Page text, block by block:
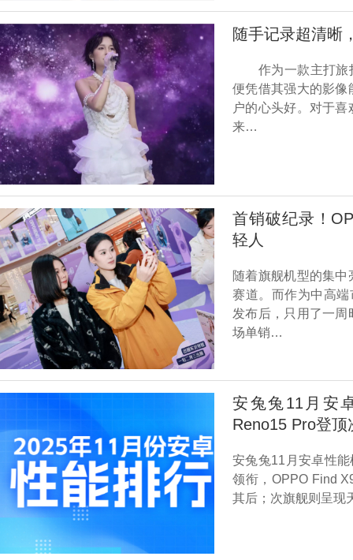
随手记录超清晰
作为一款主打旅拍
便凭借其强大的影像
户的心头好。对于
来…
首销破纪录！
轻人
随着旗舰机型的集
赛道。而作为中高
发布后，只用了一
场单销…
安兔兔11月安
Reno15 Pro登顶
安兔兔11月安卓性
领衔，OPPO Find
其后；次旗舰则呈